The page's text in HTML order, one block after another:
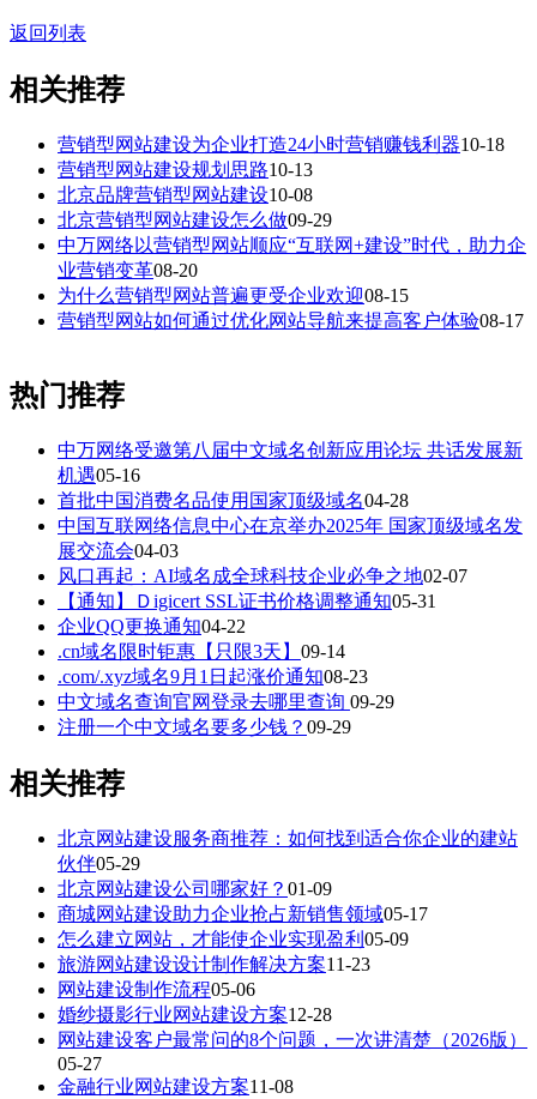
返回列表
相关推荐
营销型网站建设为企业打造24小时营销赚钱利器10-18
营销型网站建设规划思路10-13
北京品牌营销型网站建设10-08
北京营销型网站建设怎么做09-29
中万网络以营销型网站顺应“互联网+建设”时代，助力企
业营销变革08-20
为什么营销型网站普遍更受企业欢迎08-15
营销型网站如何通过优化网站导航来提高客户体验08-17
热门推荐
中万网络受邀第八届中文域名创新应用论坛 共话发展新
机遇05-16
首批中国消费名品使用国家顶级域名04-28
中国互联网络信息中心在京举办2025年 国家顶级域名发
展交流会04-03
风口再起：AI域名成全球科技企业必争之地02-07
【通知】Ｄigicert SSL证书价格调整通知05-31
企业QQ更换通知04-22
.cn域名限时钜惠【只限3天】 09-14
.com/.xyz域名9月1日起涨价通知08-23
中文域名查询官网登录去哪里查询 09-29
注册一个中文域名要多少钱？ 09-29
相关推荐
北京网站建设服务商推荐：如何找到适合你企业的建站
伙伴05-29
北京网站建设公司哪家好？ 01-09
商城网站建设助力企业抢占新销售领域05-17
怎么建立网站，才能使企业实现盈利 05-09
旅游网站建设设计制作解决方案11-23
网站建设制作流程05-06
婚纱摄影行业网站建设方案12-28
网站建设客户最常问的8个问题，一次讲清楚（2026版）
05-27
金融行业网站建设方案11-08